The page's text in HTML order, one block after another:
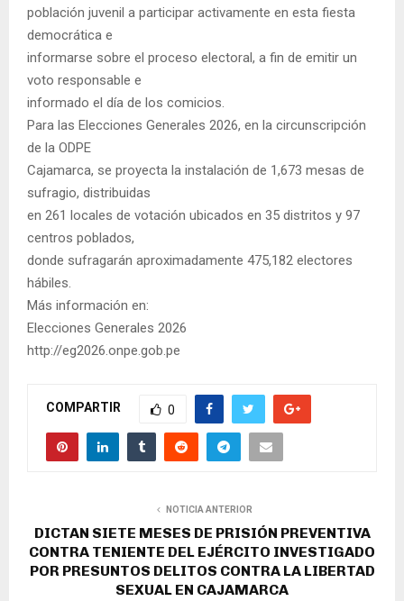
población juvenil a participar activamente en esta fiesta
democrática e
informarse sobre el proceso electoral, a fin de emitir un
voto responsable e
informado el día de los comicios.
Para las Elecciones Generales 2026, en la circunscripción
de la ODPE
Cajamarca, se proyecta la instalación de 1,673 mesas de
sufragio, distribuidas
en 261 locales de votación ubicados en 35 distritos y 97
centros poblados,
donde sufragarán aproximadamente 475,182 electores
hábiles.
Más información en:
Elecciones Generales 2026
http://eg2026.onpe.gob.pe
COMPARTIR 0
NOTICIA ANTERIOR
DICTAN SIETE MESES DE PRISIÓN PREVENTIVA
CONTRA TENIENTE DEL EJÉRCITO INVESTIGADO
POR PRESUNTOS DELITOS CONTRA LA LIBERTAD
SEXUAL EN CAJAMARCA